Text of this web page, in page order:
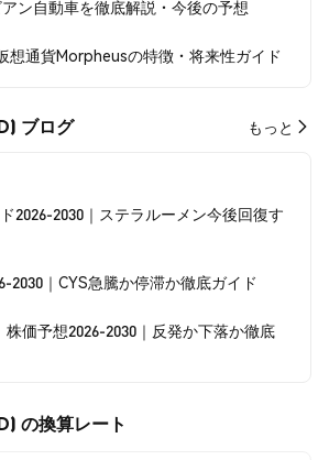
ン自動車を徹底解説・今後の予想
想通貨Morpheusの特徴・将来性ガイド
ブログ もっと
2026-2030｜ステラルーメン今後回復す
2030｜CYS急騰か停滞か徹底ガイド
価予想2026-2030｜反発か下落か徹底
の換算レート